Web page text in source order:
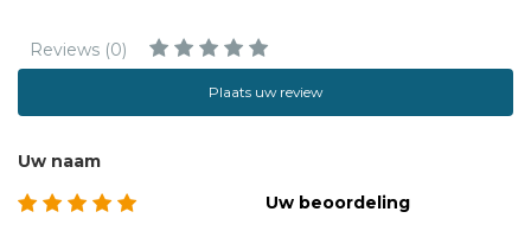
Reviews (0)
Plaats uw review
Uw naam
Uw beoordeling